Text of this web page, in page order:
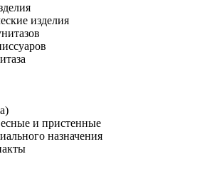
изделия
и пристенные
назначения